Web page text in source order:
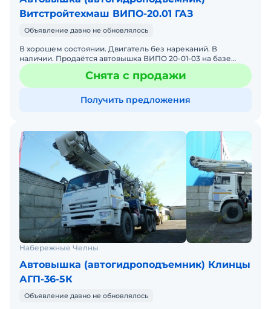
Витстройтехмаш ВИПО-20.01 ГАЗ
Объявление давно не обновлялось
В хорошем состоянии. Двигатель без нареканий. В
наличии. Продаётся автовышка ВИПО 20-01-03 на базе
автомобиля ГАЗ. 2013 год. Высота стрелы 20м. Состояние
отли
Снята с продажи
Получить предложения
Набережные Челны
Автовышка (автогидроподъемник) Клинцы
АГП-36-5К
Объявление давно не обновлялось